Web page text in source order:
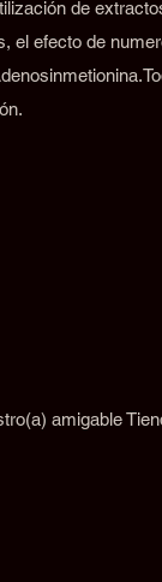
amigable
de
el efecto de